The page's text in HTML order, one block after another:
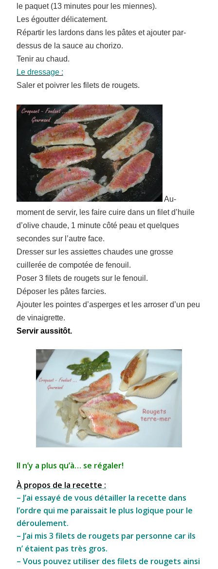
le paquet (13 minutes pour les miennes).
Les égoutter délicatement.
Répartir les lardons dans les pâtes et ajouter par-
dessus de la sauce au chorizo.
Tenir au chaud.
Le dressage :
Saler et poivrer les filets de rougets.
Au-
moment de servir, les faire cuire dans un filet d’huile
d’olive chaude, 1 minute côté peau et quelques
secondes sur l’autre face.
Dresser sur les assiettes chaudes une grosse
cuillerée de compotée de fenouil.
Poser 3 filets de rougets sur le fenouil.
Déposer les pâtes farcies.
Ajouter les pointes d’asperges et les arroser d’un peu
de vinaigrette.
Servir aussitôt.
Il n’y a plus qu’à… se régaler!
À propos de la recette :
– J’ai essayé de vous détailler la recette dans
l’ordre qui me paraissait le plus logique pour le
déroulement.
– J’ai mis 3 filets de rougets par personne car ils
n’ étaient pas très gros.
– Vous pouvez utiliser des filets de rougets ainsi